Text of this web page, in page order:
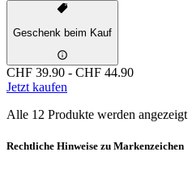
Geschenk beim Kauf
CHF 39.90 - CHF 44.90
Jetzt kaufen
Alle 12 Produkte werden angezeigt
Rechtliche Hinweise zu Markenzeichen